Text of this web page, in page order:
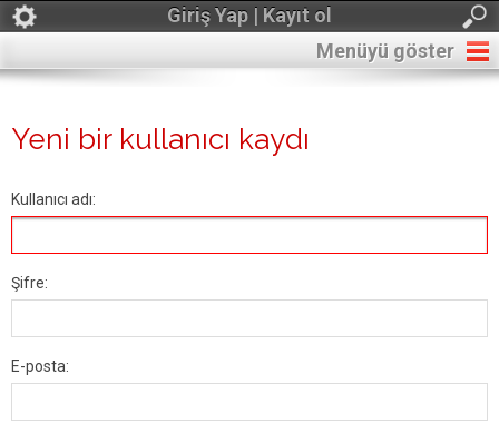
Giriş Yap | Kayıt ol
Menüyü göster
Yeni bir kullanıcı kaydı
Kullanıcı adı:
Şifre:
E-posta: